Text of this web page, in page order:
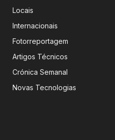
Locais
Internacionais
Fotorreportagem
Artigos Técnicos
Crónica Semanal
Novas Tecnologias